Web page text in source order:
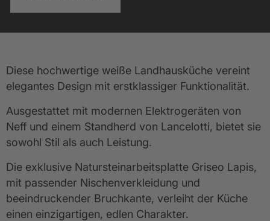
Diese hochwertige weiße Landhausküche vereint
elegantes Design mit erstklassiger Funktionalität.
Ausgestattet mit modernen Elektrogeräten von
Neff und einem Standherd von Lancelotti, bietet sie
sowohl Stil als auch Leistung.
Die exklusive Natursteinarbeitsplatte Griseo Lapis,
mit passender Nischenverkleidung und
beeindruckender Bruchkante, verleiht der Küche
einen einzigartigen, edlen Charakter.